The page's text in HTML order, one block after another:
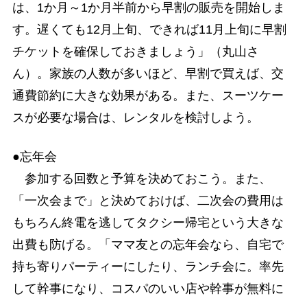
は、1か月～1か月半前から早割の販売を開始しま
す。遅くても12月上旬、できれば11月上旬に早割
チケットを確保しておきましょう」（丸山さ
ん）。家族の人数が多いほど、早割で買えば、交
通費節約に大きな効果がある。また、スーツケー
スが必要な場合は、レンタルを検討しよう。
●忘年会
参加する回数と予算を決めておこう。また、
「一次会まで」と決めておけば、二次会の費用は
もちろん終電を逃してタクシー帰宅という大きな
出費も防げる。「ママ友との忘年会なら、自宅で
持ち寄りパーティーにしたり、ランチ会に。率先
して幹事になり、コスパのいい店や幹事が無料に